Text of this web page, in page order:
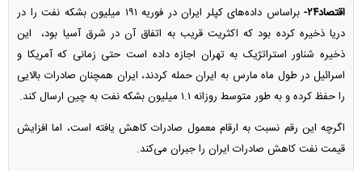
اقتصاد۲۴-
براساس داده‌های کپلر ایران در فوریه ۱۹۱ میلیون بشکه نفت را در
دریا ذخیره کرده بود که اکثریت قریب به اتفاق آن در شرق آسیا بود، این
ذخیره شناور استراتژیک به تهران اجازه داده است حتی زمانی که آمریکا و
اسرائیل در طول ماه مارس به ایران حمله کردند، ایران همچنان صادرات بالایی
را حفظ کرده و به طور متوسط روزانه ۱.۱ میلیون بشکه نفت به چین ارسال کند.
اگرچه این رقم نسبت به ارقام معمول صادرات کاهش یافته است، اما افزایش
قیمت نفت کاهش صادرات ایران را جبران می‌کند.